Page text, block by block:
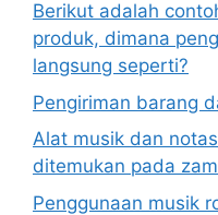
Berikut adalah
produk, dimana
langsung seperti?
Pengiriman barang
Alat musik dan
ditemukan pada
Penggunaan musik